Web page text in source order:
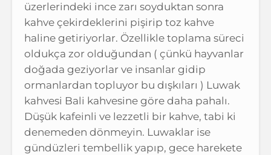
üzerlerindeki ince zarı soyduktan sonra
kahve çekirdeklerini pişirip toz kahve
haline getiriyorlar. Özellikle toplama süreci
oldukça zor olduğundan ( çünkü hayvanlar
doğada geziyorlar ve insanlar gidip
ormanlardan topluyor bu dışkıları ) Luwak
kahvesi Bali kahvesine göre daha pahalı.
Düşük kafeinli ve lezzetli bir kahve, tabi ki
denemeden dönmeyin. Luwaklar ise
gündüzleri tembellik yapıp, gece harekete